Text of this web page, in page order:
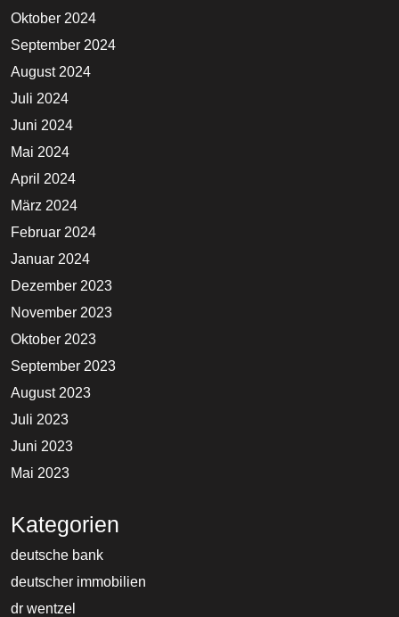
Oktober 2024
September 2024
August 2024
Juli 2024
Juni 2024
Mai 2024
April 2024
März 2024
Februar 2024
Januar 2024
Dezember 2023
November 2023
Oktober 2023
September 2023
August 2023
Juli 2023
Juni 2023
Mai 2023
Kategorien
deutsche bank
deutscher immobilien
dr wentzel